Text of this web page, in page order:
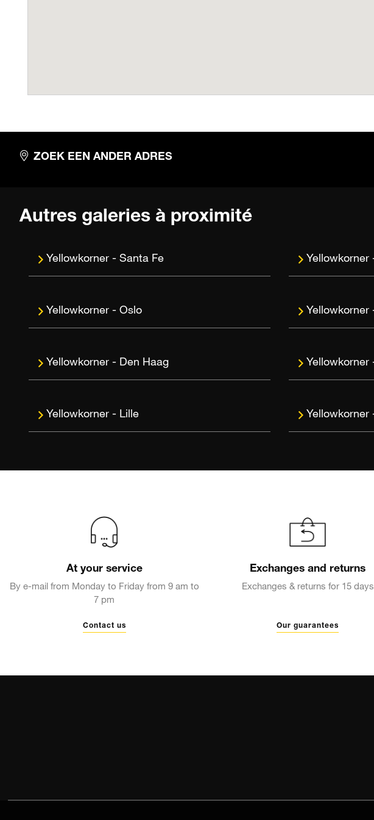
ZOEK EEN ANDER ADRES
Autres galeries à proximité
Santa Fe
Oslo
Den Haag
Lille
At your service
By e-mail from Monday to Friday from 9 am to
7 pm
Contact us
Exchanges and returns
Exchanges & returns for 15 days
Our guarantees